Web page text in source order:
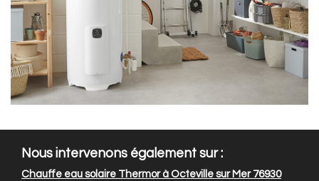
Nous intervenons également sur :
Chauffe eau solaire Thermor à Octeville sur Mer 76930